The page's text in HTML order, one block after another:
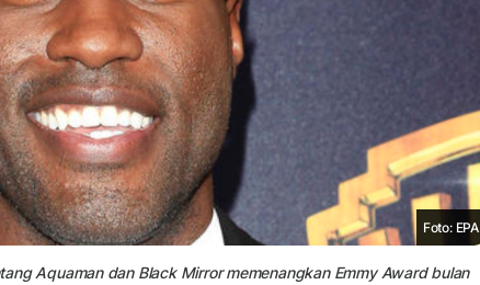
Foto: EPA
Aquaman dan Black Mirror memenangkan Emmy Award bulan